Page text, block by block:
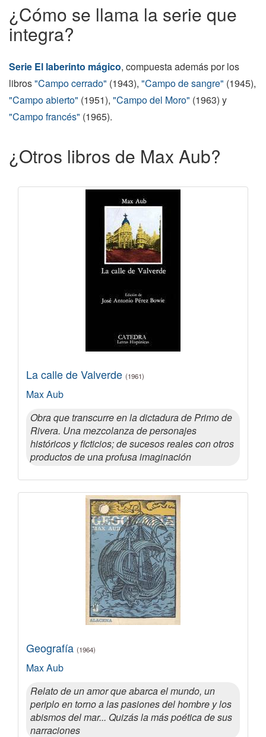
¿Cómo se llama la serie que
integra?
Serie El laberinto mágico, compuesta además por los
libros"Campo cerrado" (1943), "Campo de sangre" (1945),
"Campo abierto" (1951), "Campo del Moro" (1963) y
"Campo francés" (1965).
¿Otros libros de Max Aub?
La calle de Valverde (1961)
Max Aub
Obra que transcurre en la dictadura de Primo de
Rivera. Una mezcolanza de personajes
históricos y ficticios; de sucesos reales con otros
productos de una profusa imaginación
Geografía (1964)
Max Aub
Relato de un amor que abarca el mundo, un
periplo en torno a las pasiones del hombre y los
abismos del mar... Quizás la más poética de sus
narraciones